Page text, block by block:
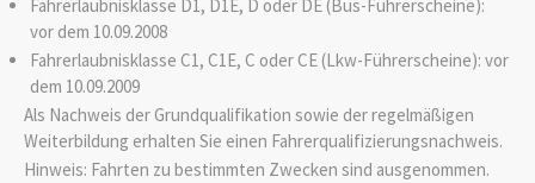
Fahrerlaubnisklasse D1, D1E, D oder DE (Bus-Führerscheine):
vor dem 10.09.2008
Fahrerlaubnisklasse C1, C1E, C oder CE (Lkw-Führerscheine): vor
dem 10.09.2009
Als Nachweis der Grundqualifikation sowie der regelmäßigen
Weiterbildung erhalten Sie einen Fahrerqualifizierungsnachweis.
Hinweis: Fahrten zu bestimmten Zwecken sind ausgenommen.